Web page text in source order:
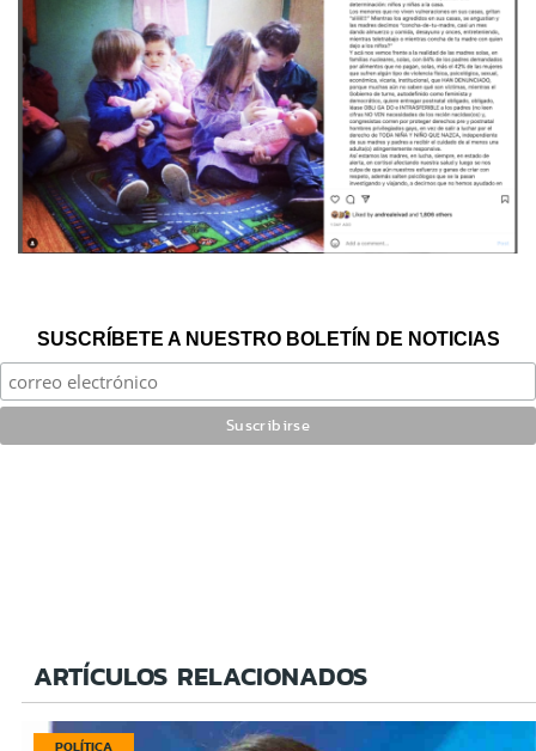
SUSCRÍBETE A NUESTRO BOLETÍN DE NOTICIAS
ARTÍCULOS RELACIONADOS
POLÍTICA